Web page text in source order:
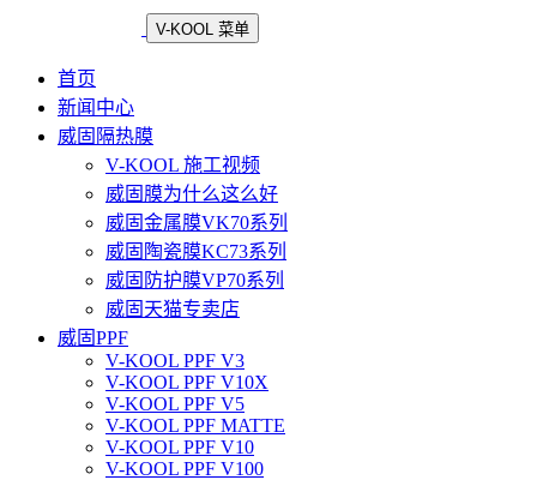
V-KOOL 菜单
首页
新闻中心
威固隔热膜
V-KOOL 施工视频
威固膜为什么这么好
威固金属膜VK70系列
威固陶瓷膜KC73系列
威固防护膜VP70系列
威固天猫专卖店
威固PPF
V-KOOL PPF V3
V-KOOL PPF V10X
V-KOOL PPF V5
V-KOOL PPF MATTE
V-KOOL PPF V10
V-KOOL PPF V100